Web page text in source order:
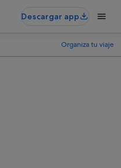
Descargar app
Organiza tu viaje